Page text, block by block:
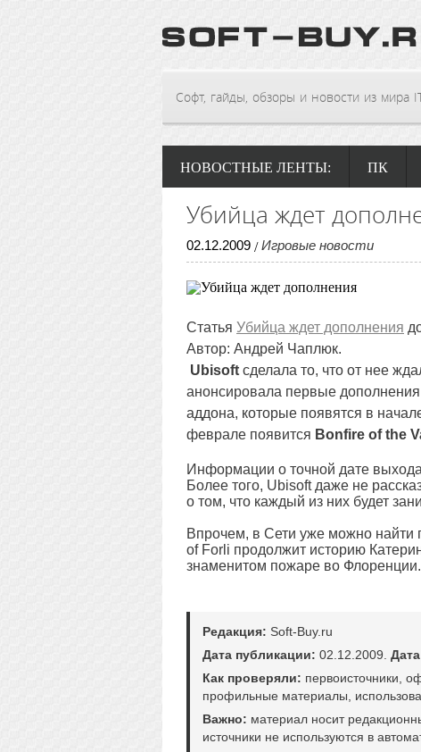
Софт, гайды, обзоры и новости из мира
НОВОСТНЫЕ ЛЕНТЫ: ПК
Убийца ждет
02.12.2009 / Игровые новости
Статья Убийца ждет дополнения
Автор: Андрей Чаплюк.
Ubisoft сделала то, что от нее
анонсировала первые
аддона, которые появятся в
феврале появится Bonfire of the
Информации о точной дате
Более того, Ubisoft даже не
о том, что каждый из них будет
Впрочем, в Сети уже можно
of Forli продолжит историю
знаменитом пожаре во Флоренции.
Редакция: Soft-Buy.ru
Дата публикации: 02.12.2009.
Как проверяли: первоисточники,
профильные материалы,
Важно: материал носит
источники не используются в